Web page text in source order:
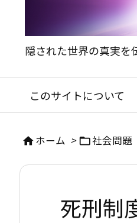
隠された世界の真実を
このサイトについて
ホーム > 社会問題
死刑制